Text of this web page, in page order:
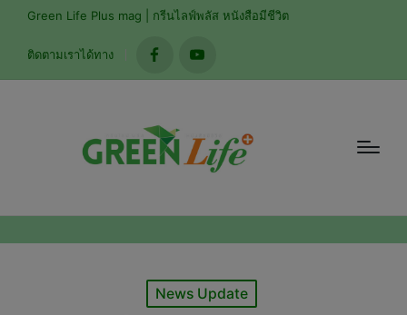
Green Life Plus mag | กรีนไลฟ์พลัส หนังสือมีชีวิต
ติดตามเราได้ทาง
facebookyoutube
Posted
News Update
modal-check